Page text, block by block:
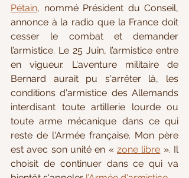
Pétain, nommé Président du Conseil,
annonce à la radio que la France doit
cesser le combat et demander
l’armistice. Le 25 Juin, l’armistice entre
en vigueur. L'aventure militaire de
Bernard aurait pu s'arrêter là, les
conditions d'armistice des Allemands
interdisant toute artillerie lourde ou
toute arme mécanique dans ce qui
reste de l'Armée française. Mon père
est avec son unité en « zone libre ». Il
choisit de continuer dans ce qui va